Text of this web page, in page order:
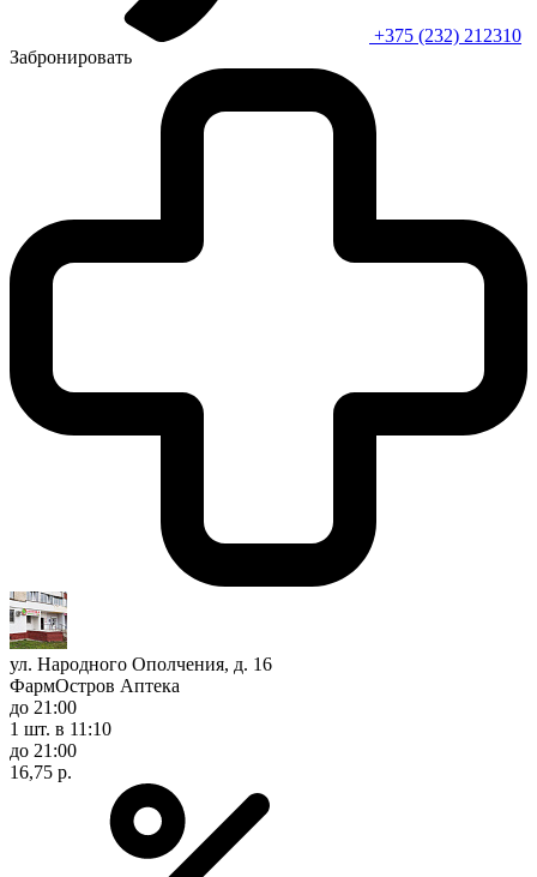
+375 (232) 212310
Забронировать
ул. Народного Ополчения, д. 16
ФармОстров Аптека
до 21:00
1 шт. в 11:10
до 21:00
16,75 р.